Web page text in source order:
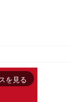
を見る